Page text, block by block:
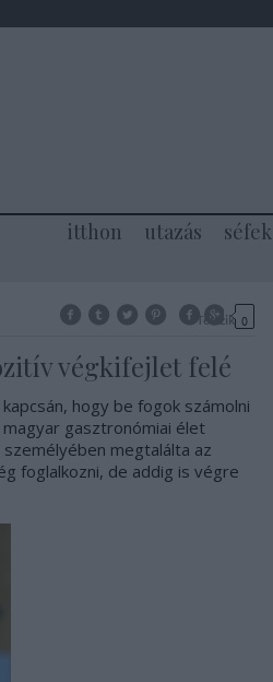
itthon utazás séfek
Tetszik 0
végkifejlet felé
hogy be fogok számolni
gasztronómiai élet
személyében megtalálta az
foglalkozni, de addig is végre